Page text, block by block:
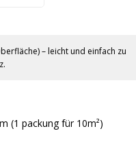
– leicht und einfach zu
(1 packung für 10m²)